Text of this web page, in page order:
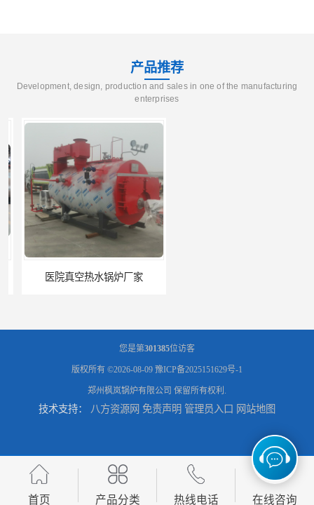
产品推荐
Development, design, production and sales in one of the manufacturing
enterprises
医院真空热水锅炉厂家
天然气真空炉厂家 湿背式真空热水锅炉厂商
您是第301385位访客
版权所有 ©2026-08-09 豫ICP备2025151629号-1
郑州枫岚锅炉有限公司 保留所有权利.
技术支持： 八方资源网 免责声明 管理员入口 网站地图
首页 产品分类 热线电话 在线咨询